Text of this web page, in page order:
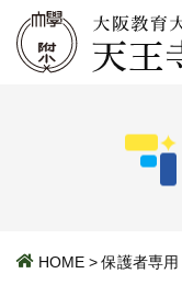
HOME > 保護者専用